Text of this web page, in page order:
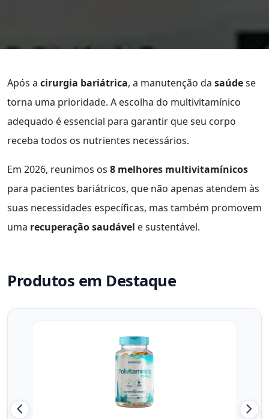
Após a cirurgia bariátrica, a manutenção da saúdese
torna uma prioridade. A escolha do multivitamínico
adequado é essencial para garantir que seu corpo
receba todos os nutrientes necessários.
Em 2026, reunimos os 8 melhores multivitamínicos
para pacientes bariátricos, que não apenas atendem às
suas necessidades específicas, mas também promovem
uma recuperação saudável e sustentável.
Produtos em Destaque